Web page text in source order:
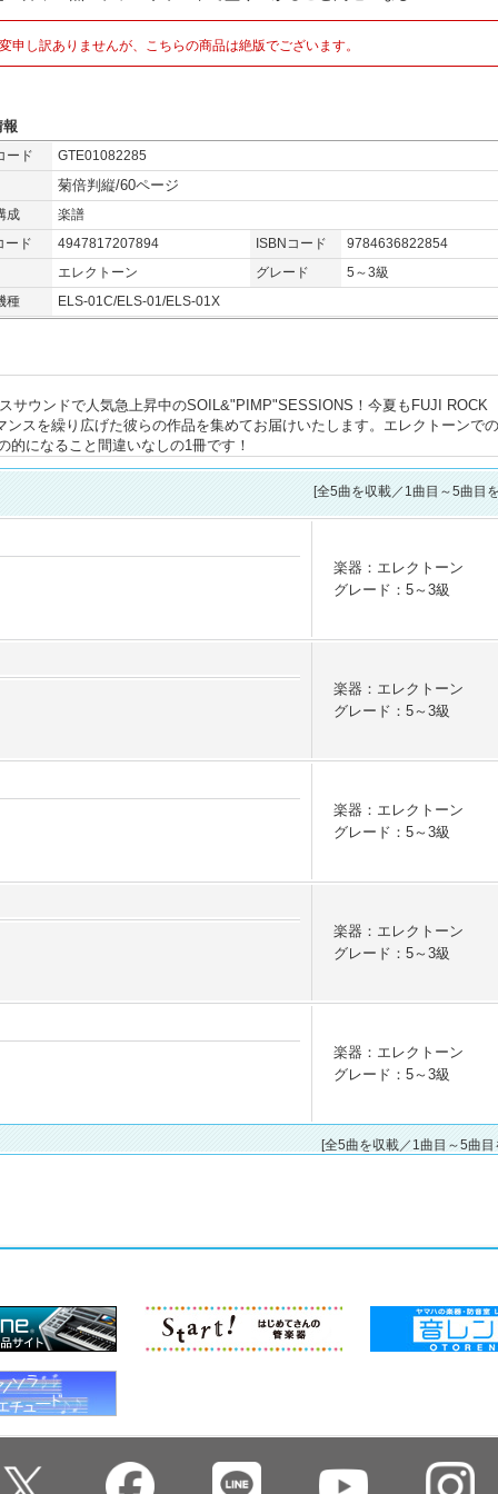
申し訳ありませんが、こちらの商品は絶版でございます。
ード GTE01082285
菊倍判縦/60ページ
成
楽譜
ード
4947817207894 ISBNコード
9784636822854
エレクトーン
グレード
5～3級
種
ELS-01C/ELS-01/ELS-01X
サウンドで人気急上昇中のSOIL&"PIMP"SESSIONS！今夏もFUJI ROCK
スを繰り広げた彼らの作品を集めてお届けいたします。エレクトーンで
になること間違いなしの1冊です！
[全5曲を収載／1曲目～5曲目
楽器：エレクトーン
グレード：5～3級
楽器：エレクトーン
グレード：5～3級
楽器：エレクトーン
グレード：5～3級
楽器：エレクトーン
グレード：5～3級
楽器：エレクトーン
グレード：5～3級
[全5曲を収載／1曲目～5曲目